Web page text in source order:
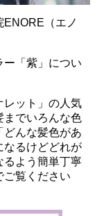
ENORE（エノ
ー「紫」につい
レット」の人気
までいろんな色
どんな髪色があ
なるけどどれが
るよう簡単丁寧
ご覧ください